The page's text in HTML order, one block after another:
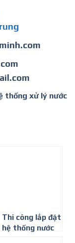
thống xử lý nước
Thi công lắp đặt
hệ thống nước